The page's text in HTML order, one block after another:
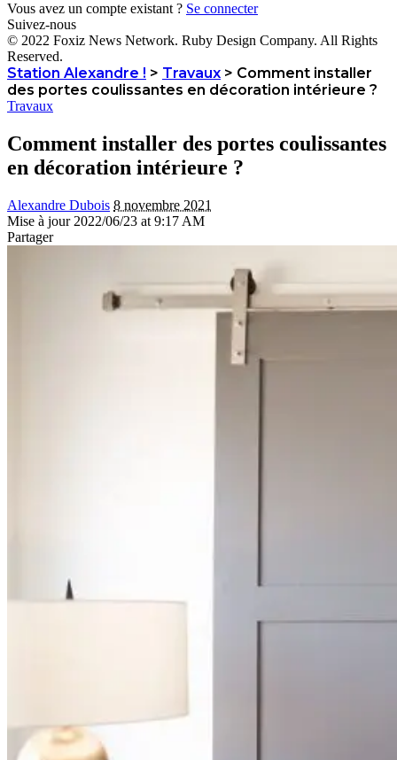
Vous avez un compte existant ? Se connecter
Suivez-nous
© 2022 Foxiz News Network. Ruby Design Company. All Rights
Reserved.
Station Alexandre ! > Travaux > Comment installer
des portes coulissantes en décoration intérieure ?
Travaux
Comment installer des portes coulissantes
en décoration intérieure ?
Alexandre Dubois 8 novembre 2021
Mise à jour 2022/06/23 at 9:17 AM
Partager